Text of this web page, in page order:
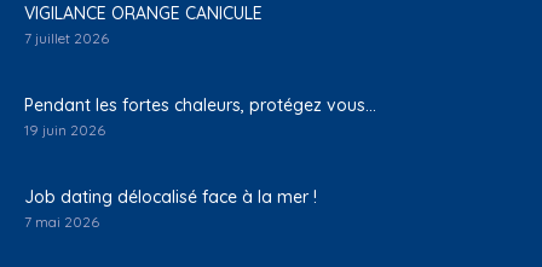
VIGILANCE ORANGE CANICULE
7 juillet 2026
Pendant les fortes chaleurs, protégez vous…
19 juin 2026
Job dating délocalisé face à la mer !
7 mai 2026